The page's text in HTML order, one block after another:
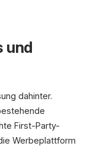
und
dahinter.
First-Party-
Werbeplattform